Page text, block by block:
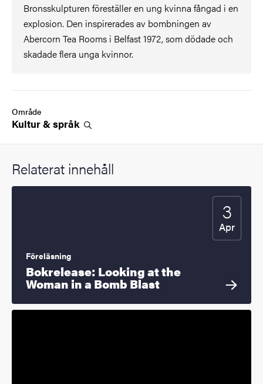
Bronsskulpturen föreställer en ung kvinna fångad i en
explosion. Den inspirerades av bombningen av
Abercorn Tea Rooms i Belfast 1972, som dödade och
skadade flera unga kvinnor.
Område
Kultur &språk
Relaterat innehåll
Föreläsning
Bokrelease: Looking at the
Woman in a Bomb Blast
3
Apr
2025